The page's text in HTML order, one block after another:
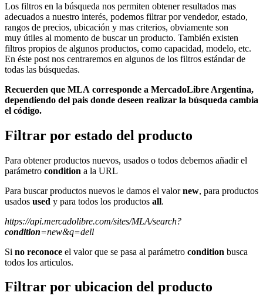
Los filtros en la búsqueda nos permiten obtener resultados mas
adecuados a nuestro interés, podemos filtrar por vendedor, estado,
rangos de precios, ubicación y mas criterios, obviamente son
muy útiles al momento de buscar un producto. También existen
filtros propios de algunos productos, como capacidad, modelo, etc.
En éste post nos centraremos en algunos de los filtros estándar de
todas las búsquedas.
Recuerden que MLA corresponde a MercadoLibre Argentina,
dependiendo del pais donde deseen realizar la búsqueda cambia
el código.
Filtrar por estado del producto
Para obtener productos nuevos, usados o todos debemos añadir el
parámetro condition a la URL
Para buscar productos nuevos le damos el valornew, para productos
usados used y para todos los productos all.
https://api.mercadolibre.com/sites/MLA/search?
condition=new&q=dell
Si no reconoce el valor que se pasa al parámetro condition busca
todos los articulos.
Filtrar por ubicacion del producto